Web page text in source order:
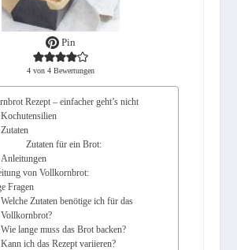
Pin
4 von 4 Bewertungen
Rezept – einfacher geht’s nicht
Kochutensilien
Zutaten
Zutaten für ein Brot:
Anleitungen
von Vollkornbrot:
Fragen
Welche Zutaten benötige ich für das
Vollkornbrot?
Wie lange muss das Brot backen?
Kann ich das Rezept variieren?